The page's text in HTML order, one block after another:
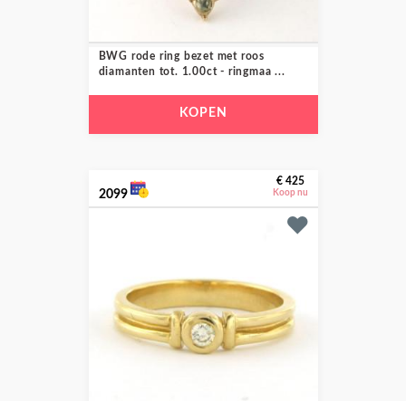
BWG rode ring bezet met roos
diamanten tot. 1.00ct - ringmaa ...
KOPEN
2099
€ 425
Koop nu